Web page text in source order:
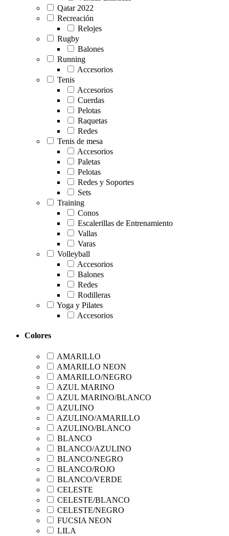
Qatar 2022
Recreación
Relojes
Rugby
Balones
Running
Accesorios
Tenis
Accesorios
Cuerdas
Pelotas
Raquetas
Redes
Tenis de mesa
Accesorios
Paletas
Pelotas
Redes y Soportes
Sets
Training
Conos
Escalerillas de Entrenamiento
Vallas
Varas
Volleyball
Accesorios
Balones
Redes
Rodilleras
Yoga y Pilates
Accesorios
Colores
AMARILLO
AMARILLO NEON
AMARILLO/NEGRO
AZUL MARINO
AZUL MARINO/BLANCO
AZULINO
AZULINO/AMARILLO
AZULINO/BLANCO
BLANCO
BLANCO/AZULINO
BLANCO/NEGRO
BLANCO/ROJO
BLANCO/VERDE
CELESTE
CELESTE/BLANCO
CELESTE/NEGRO
FUCSIA NEON
LILA